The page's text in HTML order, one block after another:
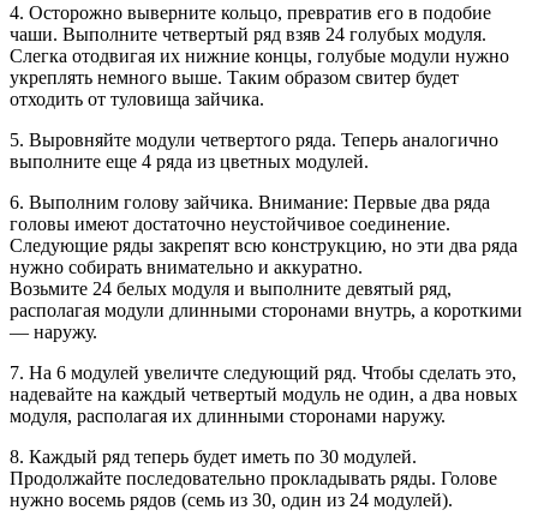
4. Осторожно выверните кольцо, превратив его в подобие
чаши. Выполните четвертый ряд взяв 24 голубых модуля.
Слегка отодвигая их нижние концы, голубые модули нужно
укреплять немного выше. Таким образом свитер будет
отходить от туловища зайчика.
5. Выровняйте модули четвертого ряда. Теперь аналогично
выполните еще 4 ряда из цветных модулей.
6. Выполним голову зайчика. Внимание: Первые два ряда
головы имеют достаточно неустойчивое соединение.
Следующие ряды закрепят всю конструкцию, но эти два ряда
нужно собирать внимательно и аккуратно.
Возьмите 24 белых модуля и выполните девятый ряд,
располагая модули длинными сторонами внутрь, а короткими
— наружу.
7. На 6 модулей увеличте следующий ряд. Чтобы сделать это,
надевайте на каждый четвертый модуль не один, а два новых
модуля, располагая их длинными сторонами наружу.
8. Каждый ряд теперь будет иметь по 30 модулей.
Продолжайте последовательно прокладывать ряды. Голове
нужно восемь рядов (семь из 30, один из 24 модулей).